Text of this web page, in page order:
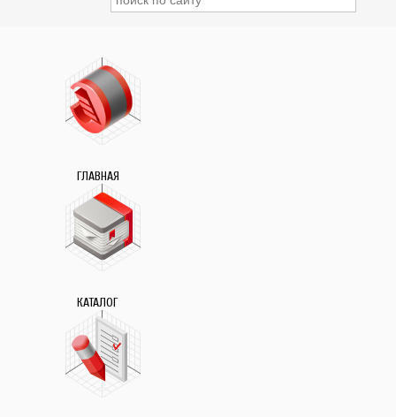
ГЛАВНАЯ
КАТАЛОГ